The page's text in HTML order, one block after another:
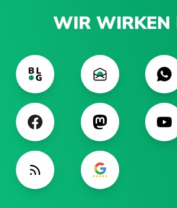
WIR WIRKEN